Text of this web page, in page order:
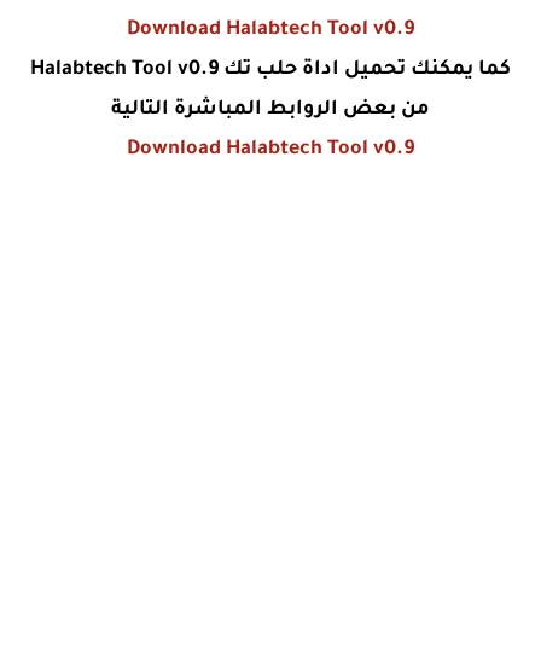
Download Halabtech Tool v0.9
كما يمكنك تحميل اداة حلب تك Halabtech Tool v0.9
من بعض الروابط المباشرة التالية
Download Halabtech Tool v0.9